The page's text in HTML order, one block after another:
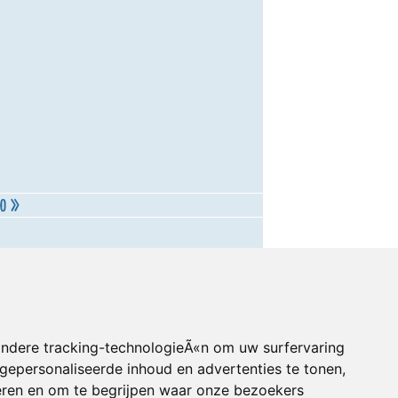
tracking-technologieÃ«n om uw surfervaring
inhoud en advertenties te tonen,
en om te begrijpen waar onze bezoekers